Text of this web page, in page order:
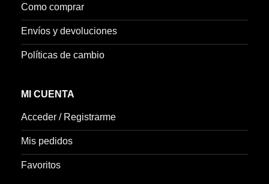
Como comprar
Envíos y devoluciones
Políticas de cambio
MI CUENTA
Acceder / Registrarme
Mis pedidos
Favoritos